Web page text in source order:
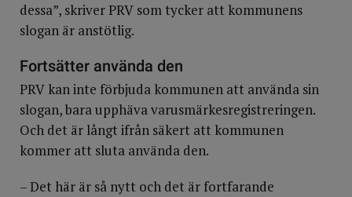
dessa”, skriver PRV som tycker att kommunens
slogan är anstötlig.
Fortsätter använda den
PRV kan inte förbjuda kommunen att använda sin
slogan, bara upphäva varusmärkesregistreringen.
Och det är långt ifrån säkert att kommunen
kommer att sluta använda den.
– Det här är så nytt och det är fortfarande